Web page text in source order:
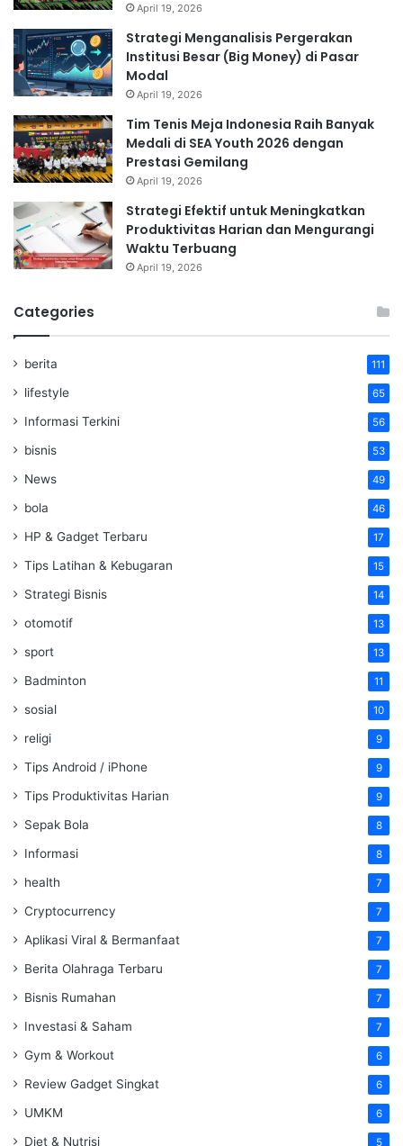
April 19, 2026
Strategi Menganalisis Pergerakan
Institusi Besar (Big Money) di Pasar
Modal
April 19, 2026
Tim Tenis Meja Indonesia Raih Banyak
Medali di SEA Youth 2026 dengan
Prestasi Gemilang
April 19, 2026
Strategi Efektif untuk Meningkatkan
Produktivitas Harian dan Mengurangi
Waktu Terbuang
April 19, 2026
Categories
berita 111
lifestyle 65
Informasi Terkini 56
bisnis 53
News 49
bola 46
HP & Gadget Terbaru 17
Tips Latihan & Kebugaran 15
Strategi Bisnis 14
otomotif 13
sport 13
Badminton 11
sosial 10
religi 9
Tips Android / iPhone 9
Tips Produktivitas Harian 9
Sepak Bola 8
Informasi 8
health 7
Cryptocurrency 7
Aplikasi Viral & Bermanfaat 7
Berita Olahraga Terbaru 7
Bisnis Rumahan 7
Investasi & Saham 7
Gym & Workout 6
Review Gadget Singkat 6
UMKM 6
Diet & Nutrisi 5